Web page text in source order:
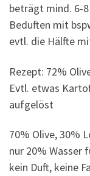
beträgt mind. 6-
Beduften mit
evtl. die Hälfte
Rezept: 72%
Evtl. etwas
aufgelöst
70% Olive, 30%
nur 20% Wasser
kein Duft, keine